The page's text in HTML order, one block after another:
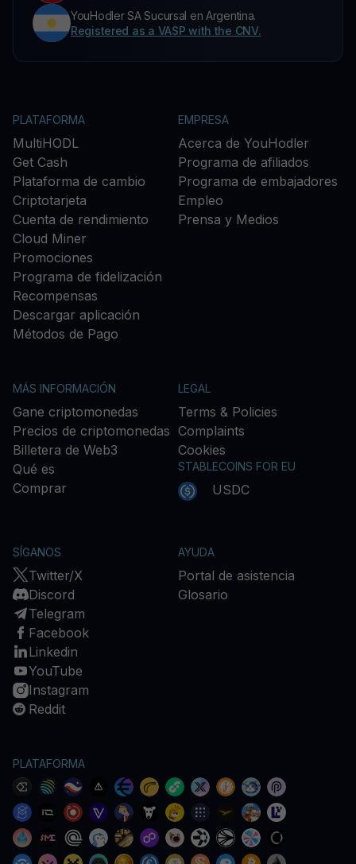
YouHodler SA Sucursal en Argentina.
Registered as a VASP with the CNV.
PLATAFORMA
MultiHODL
Get Cash
Plataforma de cambio
Criptotarjeta
Cuenta de rendimiento
Cloud Miner
Promociones
Programa de fidelización
Recompensas
Descargar aplicación
Métodos de Pago
EMPRESA
Acerca de YouHodler
Programa de afiliados
Programa de embajadores
Empleo
Prensa y Medios
MÁS INFORMACIÓN
Gane criptomonedas
Precios de criptomonedas
Billetera de Web3
Qué es
Comprar
LEGAL
Terms & Policies
Complaints
Cookies
STABLECOINS FOR EU
USDC
SÍGANOS
Twitter/X
Discord
Telegram
Facebook
Linkedin
YouTube
Instagram
Reddit
AYUDA
Portal de asistencia
Glosario
PLATAFORMA